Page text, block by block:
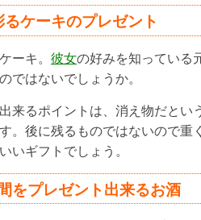
るケーキのプレゼント
ーキ。 彼女の好みを知っている
ではないでしょうか。
来るポイントは、消え物だとい
。後に残るものではないので重
いギフトでしょう。
をプレゼント出来るお酒